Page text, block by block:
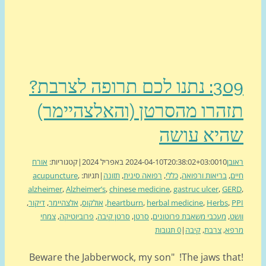
309: נתנו לכם תרופה לצרבת?
מהסרטן (והאלצהיימר)
עושה
2024-04-10T20:38:02+03:00
|קטגוריות:אורח
בריאות ורפואה,כללי,רפואה סינית,תזונה|תגיות: acupuncture,
alzheimer,Alzheimer’s ,chinese medicine ,gastruc ulcer
heartburn,herbal medicine,Herbs
,אולקוס,אלצהיימר ,דיקור,
מעכבי משאבת פרוטונים, סרטן,סרטן קיבה,פרוביוטיקה,צמחי
צרבת,קיבה|0 תגובות
!Beware the Jabberwock, my son" !The jaws